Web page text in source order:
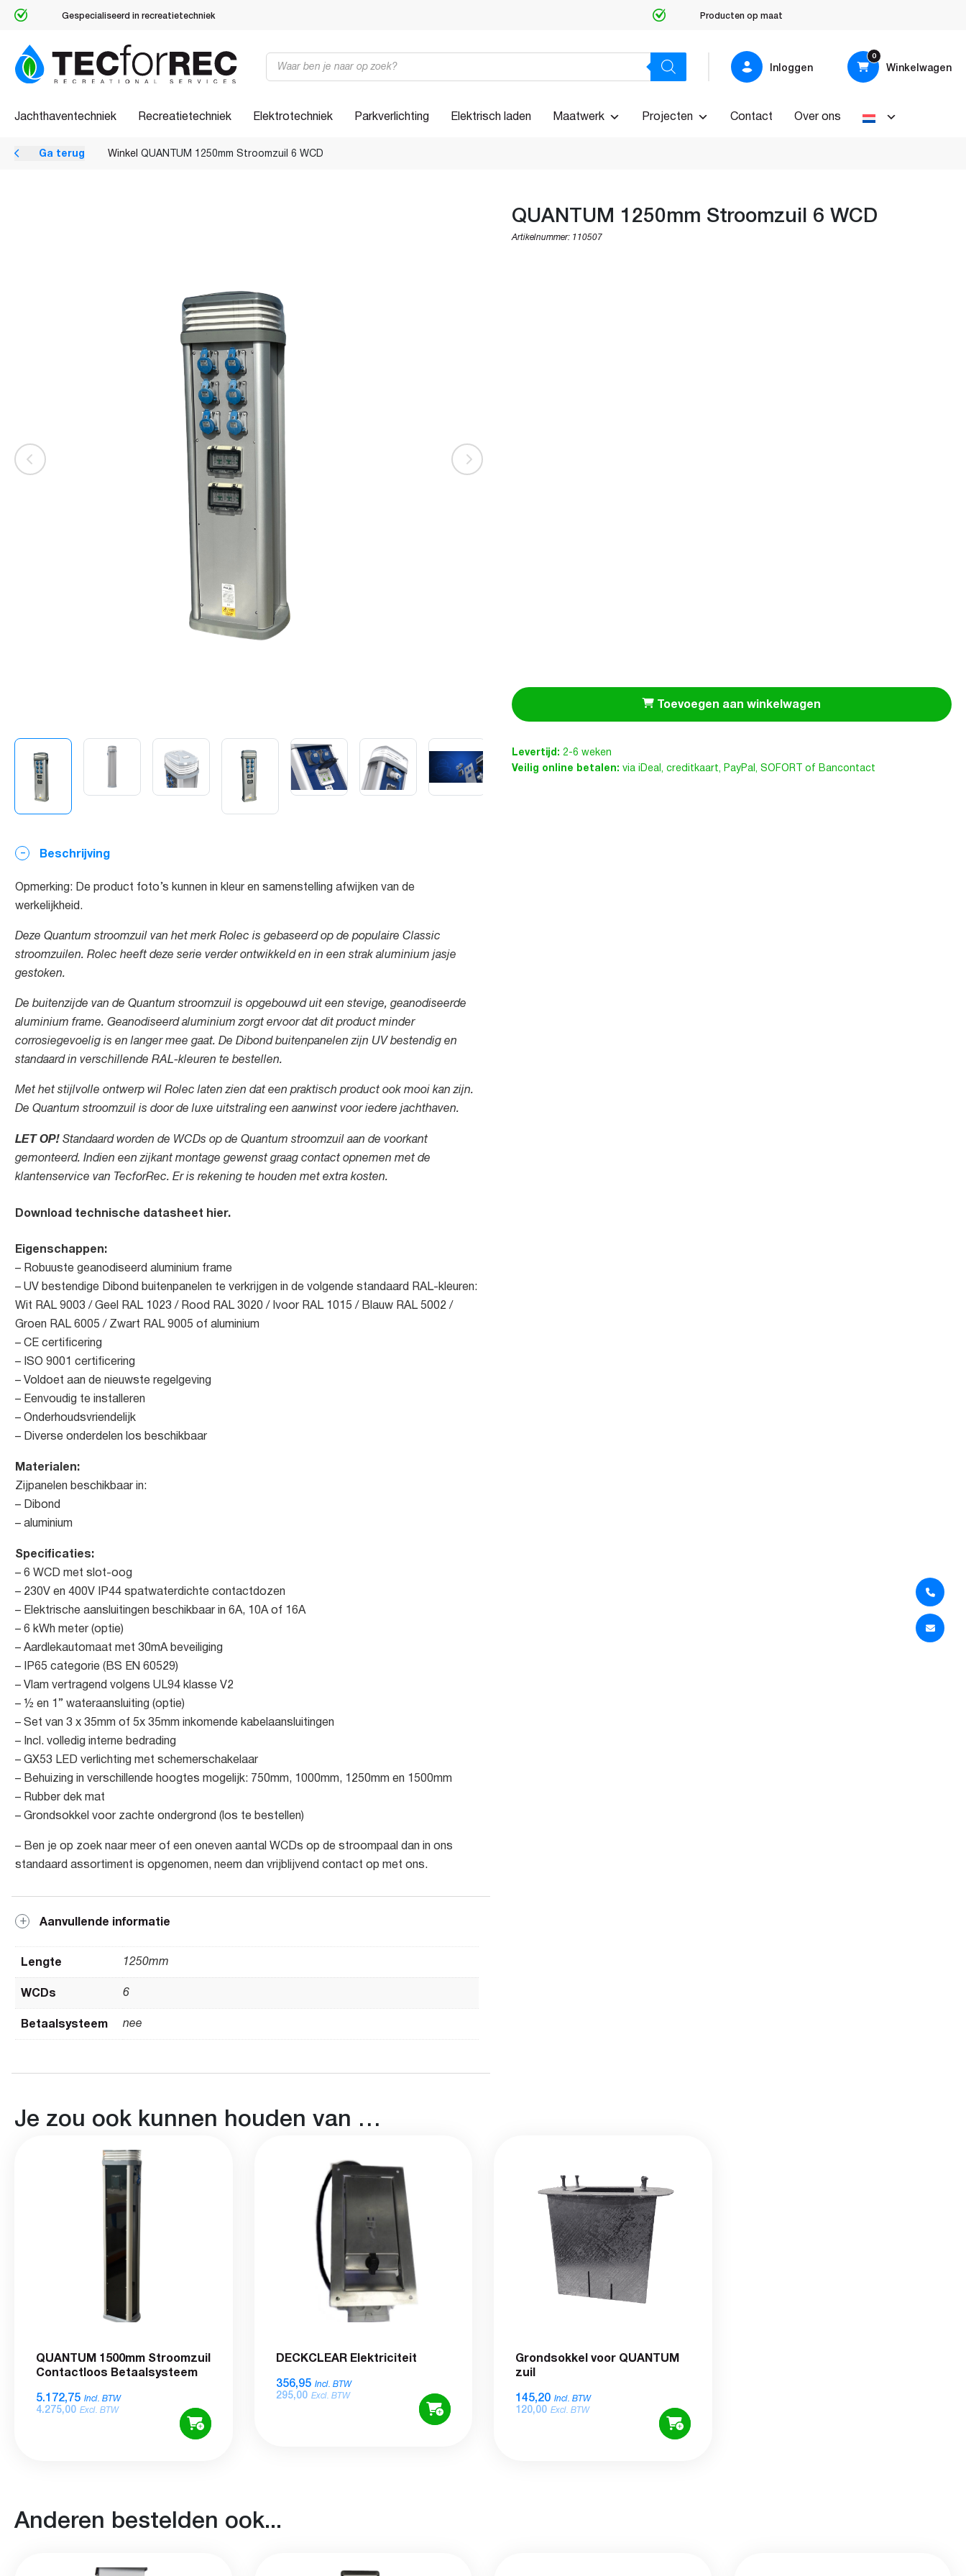
Gespecialiseerd in recreatietechniek Producten op maat
Producten
zoeken Inloggen
0
Winkelwagen
Jachthaventechniek Recreatietechniek Elektrotechniek Parkverlichting Elektrisch laden Maatwerk Projecten Contact Over ons
Ga terug Winkel QUANTUM 1250mm Stroomzuil 6 WCD
Beschrijving
Opmerking: De product foto’s kunnen in kleur en samenstelling afwijken van de
werkelijkheid.
Deze Quantum stroomzuil van het merk Rolec is gebaseerd op de populaire Classic
stroomzuilen. Rolec heeft deze serie verder ontwikkeld en in een strak aluminium jasje
gestoken.
De buitenzijde van de Quantum stroomzuil is opgebouwd uit een stevige, geanodiseerde
aluminium frame. Geanodiseerd aluminium zorgt ervoor dat dit product minder
corrosiegevoelig is en langer mee gaat. De Dibond buitenpanelen zijn UV bestendig en
standaard in verschillende RAL-kleuren te bestellen.
Met het stijlvolle ontwerp wil Rolec laten zien dat een praktisch product ook mooi kan zijn.
De Quantum stroomzuil is door de luxe uitstraling een aanwinst voor iedere jachthaven.
LET OP!Standaard worden de WCDs op de Quantum stroomzuil aan de voorkant
gemonteerd. Indien een zijkant montage gewenst graag contact opnemen met de
klantenservice van TecforRec. Er is rekening te houden met extra kosten.
Download technische datasheet hier.
Eigenschappen:
– Robuuste geanodiseerd aluminium frame
– UV bestendige Dibond buitenpanelen te verkrijgen in de volgende standaard RAL-kleuren:
Wit RAL 9003 / Geel RAL 1023 / Rood RAL 3020 / Ivoor RAL 1015 / Blauw RAL 5002 /
Groen RAL 6005 / Zwart RAL 9005 of aluminium
– CE certificering
– ISO 9001 certificering
– Voldoet aan de nieuwste regelgeving
– Eenvoudig te installeren
– Onderhoudsvriendelijk
– Diverse onderdelen los beschikbaar
Materialen:
Zijpanelen beschikbaar in:
– Dibond
– aluminium
Specificaties:
– 6 WCD met slot-oog
– 230V en 400V IP44 spatwaterdichte contactdozen
– Elektrische aansluitingen beschikbaar in 6A, 10A of 16A
– 6 kWh meter (optie)
– Aardlekautomaat met 30mA beveiliging
– IP65 categorie (BS EN 60529)
– Vlam vertragend volgens UL94 klasse V2
– ½ en 1” wateraansluiting (optie)
– Set van 3 x 35mm of 5x 35mm inkomende kabelaansluitingen
– Incl. volledig interne bedrading
– GX53 LED verlichting met schemerschakelaar
– Behuizing in verschillende hoogtes mogelijk: 750mm, 1000mm, 1250mm en 1500mm
– Rubber dek mat
– Grondsokkel voor zachte ondergrond (los te bestellen)
– Ben je op zoek naar meer of een oneven aantal WCDs op de stroompaal dan in ons
standaard assortiment is opgenomen, neem dan vrijblijvend contact op met ons.
Aanvullende informatie
Lengte 1250mm
WCDs 6
Betaalsysteem nee
QUANTUM 1250mm Stroomzuil 6 WCD
Artikelnummer: 110507
Toevoegen aan winkelwagen
Levertijd: 2-6 weken
Veilig online betalen: via iDeal, creditkaart, PayPal, SOFORT of Bancontact
Je zou ook kunnen houden van …
QUANTUM 1500mm Stroomzuil
Contactloos Betaalsysteem
5.172,75 Incl. BTW
4.275,00 Excl. BTW
DECKCLEAR Elektriciteit
356,95 Incl. BTW
295,00 Excl. BTW
Grondsokkel voor QUANTUM
zuil
145,20 Incl. BTW
120,00 Excl. BTW
Anderen bestelden ook...